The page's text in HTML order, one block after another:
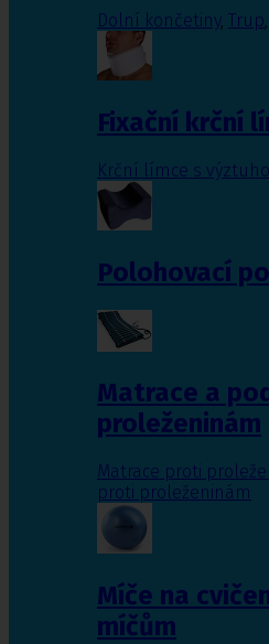
Dolní končetiny, Trup,
Fixační krční
Krční límce s
Polohovací
Matrace a
proleženinám
Matrace proti
proti proleženinám
Míče na
míčům